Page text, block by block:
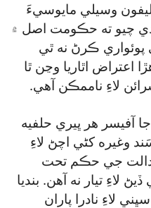
وسيلي مايوسيءَ
چيو ته حڪومت اصل ۾
ڪرڻ نه ٿي
اعتراض اٿاريا وڃن ٿا
لاءِ ناممڪن آهي.
جا آفيسر هر ڀيري حلفيه
وغيره کڻي اچڻ لاءِ
جي حڪم تحت
لاءِ تيار نه آهن. بنديا
لاءِ نادرا پاران